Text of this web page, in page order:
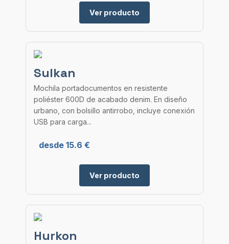
Ver producto
Sulkan
Mochila portadocumentos en resistente
poliéster 600D de acabado denim. En diseño
urbano, con bolsillo antirrobo, incluye conexión
USB para carga...
desde 15.6 €
Ver producto
Hurkon